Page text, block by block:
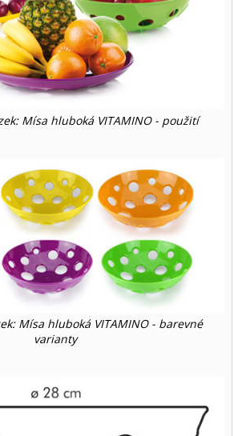
Mísa hluboká VITAMINO - použití
Mísa hluboká VITAMINO - barevné
varianty